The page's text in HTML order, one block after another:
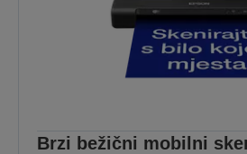
Brzi bežični mobilni